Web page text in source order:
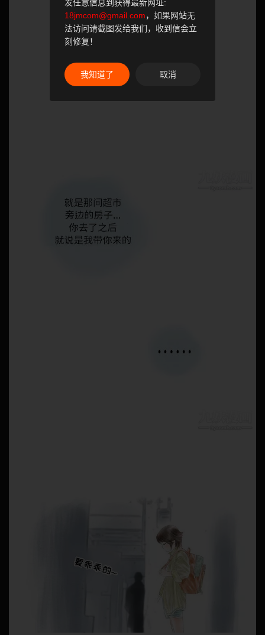
发任意信息到获得最新网址:
18jmcom@gmail.com，如果网站无
法访问请截图发给我们，收到信会立
刻修复！
我知道了 取消